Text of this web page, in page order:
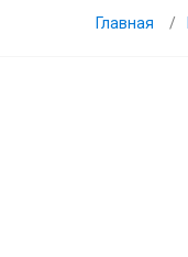
Главная